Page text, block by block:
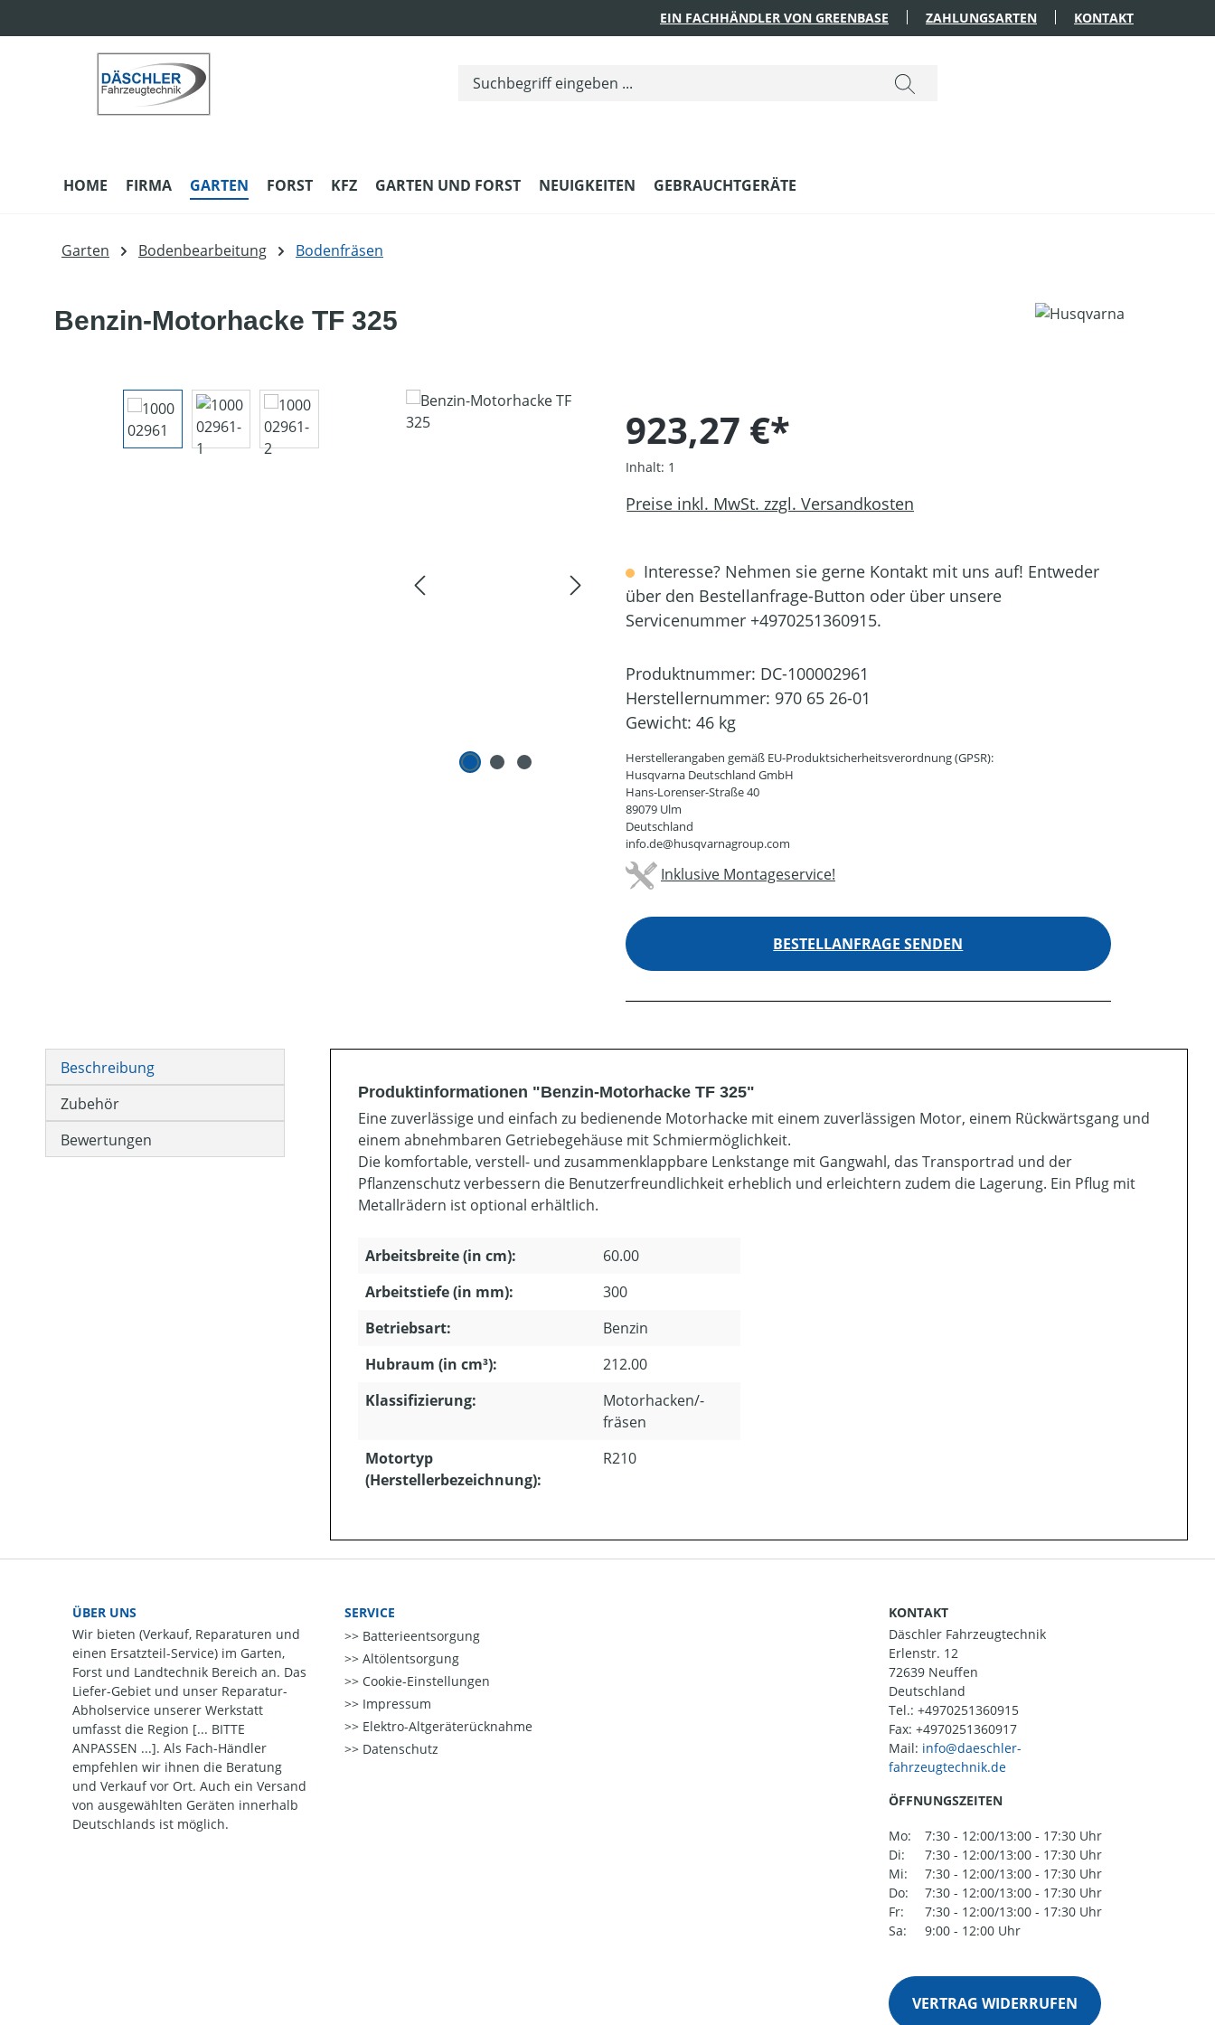
EIN FACHHÄNDLER VON GREENBASE ZAHLUNGSARTEN KONTAKT
HOME FIRMA GARTEN FORST KFZ GARTEN UND FORST NEUIGKEITEN GEBRAUCHTGERÄTE
Garten Bodenbearbeitung Bodenfräsen
Benzin-Motorhacke TF 325
Bildergalerie überspringen
923,27 €*
Inhalt: 1
Preise inkl. MwSt. zzgl. Versandkosten
Interesse? Nehmen sie gerne Kontakt mit uns auf! Entweder
über den Bestellanfrage-Button oder über unsere
Servicenummer +4970251360915.
Produktnummer: DC-100002961
Herstellernummer: 970 65 26-01
Gewicht: 46 kg
Herstellerangaben gemäß EU-Produktsicherheitsverordnung (GPSR):
Husqvarna Deutschland GmbH
Hans-Lorenser-Straße 40
89079 Ulm
Deutschland
info.de@husqvarnagroup.com
Inklusive Montageservice!
BESTELLANFRAGE SENDEN
Beschreibung
Zubehör
Bewertungen
Produktinformationen "Benzin-Motorhacke TF 325"
Eine zuverlässige und einfach zu bedienende Motorhacke mit einem zuverlässigen Motor, einem Rückwärtsgang und
einem abnehmbaren Getriebegehäuse mit Schmiermöglichkeit.
Die komfortable, verstell- und zusammenklappbare Lenkstange mit Gangwahl, das Transportrad und der
Pflanzenschutz verbessern die Benutzerfreundlichkeit erheblich und erleichtern zudem die Lagerung. Ein Pflug mit
Metallrädern ist optional erhältlich.
Arbeitsbreite (in cm):
60.00
Arbeitstiefe (in mm):
300
Betriebsart:
Benzin
Hubraum (in cm³):
212.00
Klassifizierung:
Motorhacken/-
fräsen
Motortyp
(Herstellerbezeichnung):
R210
ÜBER UNS
Wir bieten (Verkauf, Reparaturen und
einen Ersatzteil-Service) im Garten,
Forst und Landtechnik Bereich an. Das
Liefer-Gebiet und unser Reparatur-
Abholservice unserer Werkstatt
umfasst die Region [... BITTE
ANPASSEN ...]. Als Fach-Händler
empfehlen wir ihnen die Beratung
und Verkauf vor Ort. Auch ein Versand
von ausgewählten Geräten innerhalb
Deutschlands ist möglich.
SERVICE
Batterieentsorgung
Altölentsorgung
Cookie-Einstellungen
Impressum
Elektro-Altgeräterücknahme
Datenschutz
KONTAKT
Däschler Fahrzeugtechnik
Erlenstr. 12
72639 Neuffen
Deutschland
Tel.: +4970251360915
Fax: +4970251360917
Mail:
ÖFFNUNGSZEITEN
Mo:
7:30 - 12:00/13:00 - 17:30 Uhr
Di:
7:30 - 12:00/13:00 - 17:30 Uhr
Mi:
7:30 - 12:00/13:00 - 17:30 Uhr
Do:
7:30 - 12:00/13:00 - 17:30 Uhr
Fr:
7:30 - 12:00/13:00 - 17:30 Uhr
Sa:
9:00 - 12:00 Uhr
VERTRAG WIDERRUFEN